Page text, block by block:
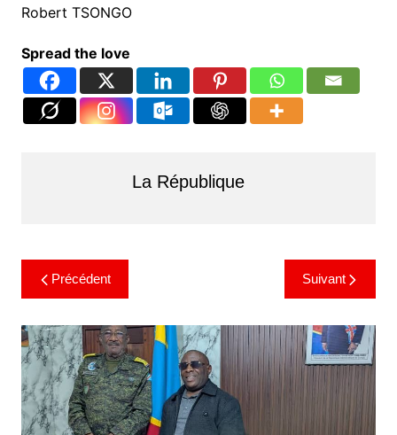
Robert TSONGO
Spread the love
La République
Précédent Suivant